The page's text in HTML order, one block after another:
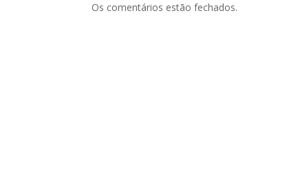
Os comentários estão fechados.